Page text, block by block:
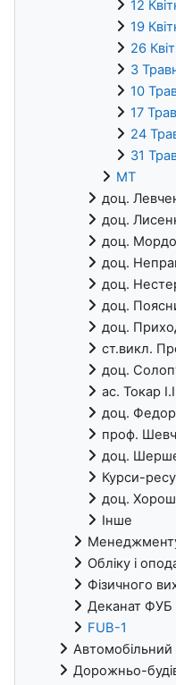
12
19
26
3
10
17
24
31
МТ
доц.
доц.
доц.
доц.
доц.
доц.
доц.
ст.викл.
доц.
ас. Токар
доц.
проф.
доц.
Курси-
доц.
Інше
Обліку і
Фізичного
Деканат ФУБ
FUB-1
Автомобільний
Дорожньо-